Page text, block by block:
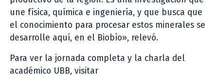
une física, química e ingeniería, y que busca que
el conocimiento para procesar estos minerales se
desarrolle aquí, en el Biobío», relevó.
Para ver la jornada completa y la charla del
académico UBB, visitar